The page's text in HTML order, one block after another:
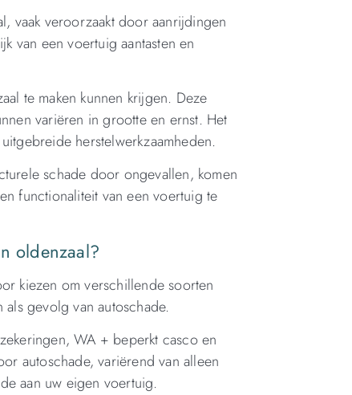
vaak veroorzaakt door aanrijdingen
van een voertuig aantasten en
te maken kunnen krijgen. Deze
variëren in grootte en ernst. Het
herstelwerkzaamheden.
schade door ongevallen, komen
functionaliteit van een voertuig te
oldenzaal?
kiezen om verschillende soorten
gevolg van autoschade.
WA + beperkt casco en
autoschade, variërend van alleen
aan uw eigen voertuig.